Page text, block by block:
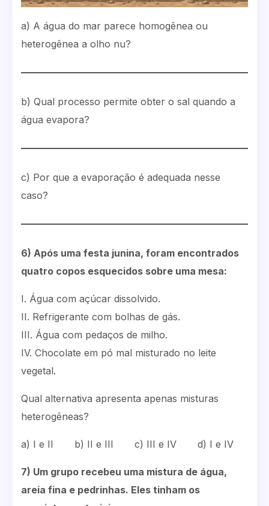
a) A água do mar parece homogênea ou
heterogênea a olho nu?
b) Qual processo permite obter o sal quando a
água evapora?
c) Por que a evaporação é adequada nesse
caso?
6) Após uma festa junina, foram encontrados
quatro copos esquecidos sobre uma mesa:
I. Água com açúcar dissolvido.
II. Refrigerante com bolhas de gás.
III. Água com pedaços de milho.
IV. Chocolate em pó mal misturado no leite
vegetal.
Qual alternativa apresenta apenas misturas
heterogêneas?
a) I e II b) II e III c) III e IV d) I e IV
7) Um grupo recebeu uma mistura de água,
areia fina e pedrinhas. Eles tinham os